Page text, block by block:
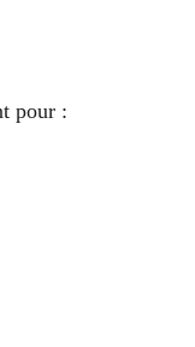
pour :